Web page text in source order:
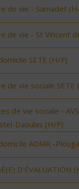
de vie - Samadet
de vie - St Vincent
SETE (H/F)
de vie sociale SETE
de vie sociale -
Daoulas (H/F)
ADMR -
D'ÉVALUATION